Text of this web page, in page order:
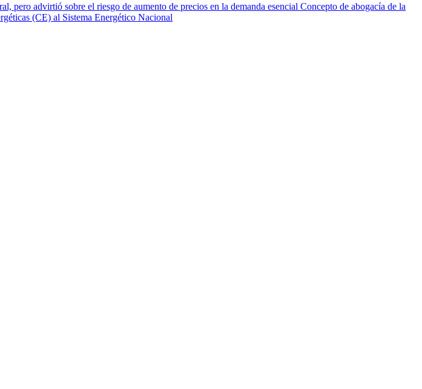
pero advirtió sobre el riesgo de aumento de precios en la demanda esencial Concepto de abogacía de la
(CE) al Sistema Energético Nacional